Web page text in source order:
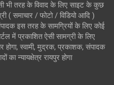
भी तरह के विवाद के लिए साइट के कुछ
( समाचार / फोटो / विडियो आदि )
इस तरह के सामग्रियों के लिए कोई
में प्रकाशित ऐसी सामग्री के लिए
होगा, स्वामी, मुद्रक, प्रकाशक, संपादक
का न्यायक्षेत्र रायपुर होगा